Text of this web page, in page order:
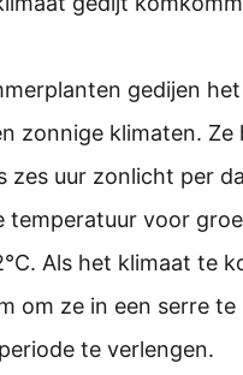
gedijen
zonnige klimaten. Ze
zes uur zonlicht per
temperatuur voor
Als het klimaat te
om ze in een serre
te verlengen.